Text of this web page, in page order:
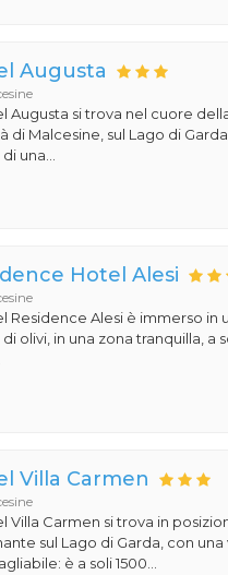
Augusta
Augusta si trova nel cuore
di Malcesine, sul Lago di
una...
Hotel Alesi
Residence Alesi è immerso in
olivi, in una zona tranquilla, a
Villa Carmen
Villa Carmen si trova in
sul Lago di Garda, con una
è a soli 1500...